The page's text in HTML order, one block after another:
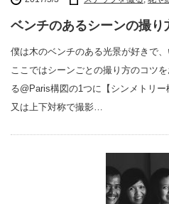
ベンチのあるシーンの撮り
僕は木のベンチのある光景が好きで
ここではシーンごとの撮り方のコツ
る@Paris構図の1つに【シンメトリー
又は上下対称で撮影…